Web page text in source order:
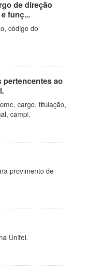
de direção
funç...
código do
pertencentes ao
cargo, titulação,
campi.
provimento de
Unifei.